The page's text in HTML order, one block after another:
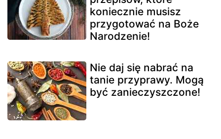
koniecznie musisz
przygotować na Boże
Narodzenie!
Nie daj się nabrać na
tanie przyprawy. Mogą
być zanieczyszczone!